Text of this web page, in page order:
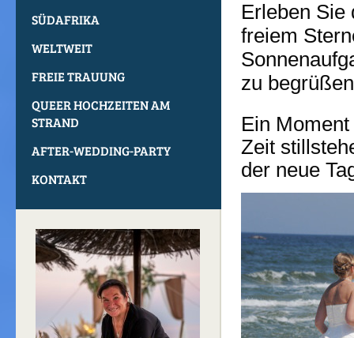
SÜDAFRIKA
WELTWEIT
FREIE TRAUUNG
QUEER HOCHZEITEN AM
STRAND
AFTER-WEDDING-PARTY
KONTAKT
Erleben Sie
freiem
zu
Ein
Zeit
der neue